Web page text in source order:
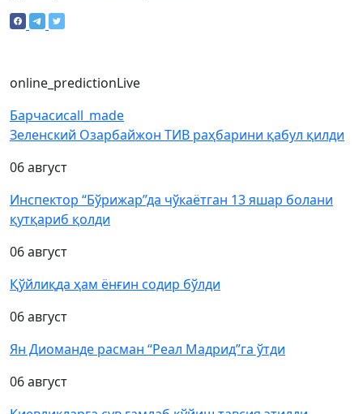
online_predictionLive
Барчасиcall_made
Зеленский Озарбайжон ТИВ раҳбарини қабул қилди
06 август
Инспектор “Бўрижар”да чўкаётган 13 яшар болани
қутқариб қолди
06 август
Қўйлиқда ҳам ёнғин содир бўлди
06 август
Ян Диоманде расман “Реал Мадрид”га ўтди
06 август